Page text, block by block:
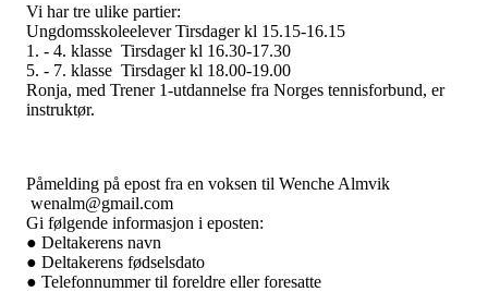
Vi har tre ulike partier:
Ungdomsskoleelever Tirsdager kl 15.15-16.15
1. - 4. klasse Tirsdager kl 16.30-17.30
5. - 7. klasse Tirsdager kl 18.00-19.00
Ronja, med Trener 1-utdannelse fra Norges tennisforbund, er
instruktør.
Påmelding på epost fra en voksen til Wenche Almvik
wenalm@gmail.com
Gi følgende informasjon i eposten:
● Deltakerens navn
● Deltakerens fødselsdato
● Telefonnummer til foreldre eller foresatte